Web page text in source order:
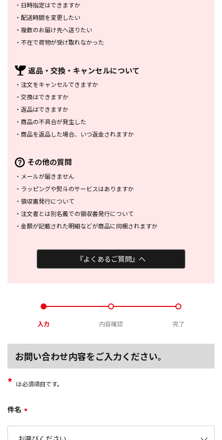
・ 日時指定はできますか
・ 配送時間を変更したい
・ 複数のお届け先へ送りたい
・ 不在で荷物が受け取れなかった
返品・交換・ キャンセルについて
・ 注文をキャンセルできますか
・ 交換はできますか
・ 返品はできますか
・ 商品の不具合が発生した
・ 商品を返品した場合、 いつ返金されますか
その他の質問
・ メールが届きません
・ ラッピングや熨斗のサービスはありますか
・ 領収書発行について
・ 注文者とは別名義での領収書発行について
・ 金額が記載された明細などが商品に同梱されますか
『よくあるご質問』へ
入力 内容確認 完了
お問い合わせ内容をご入力ください。
* は必須項目です。
件名 *